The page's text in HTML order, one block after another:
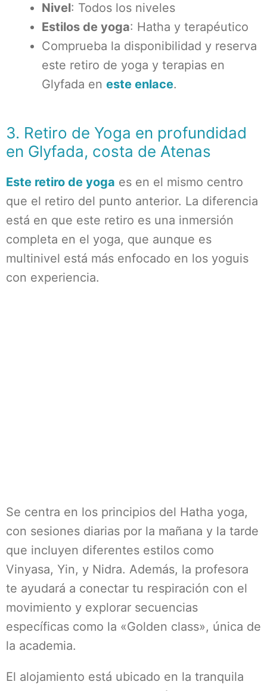
Nivel: Todos los niveles
Estilos de yoga: Hatha y terapéutico
Comprueba la disponibilidad y reserva
este retiro de yoga y terapias en
Glyfada en este enlace.
3. Retiro de Yoga en profundidad
en Glyfada, costa de Atenas
Este retiro de yoga es en el mismo centro
que el retiro del punto anterior. La diferencia
está en que este retiro es una inmersión
completa en el yoga, que aunque es
multinivel está más enfocado en los yoguis
con experiencia.
Se centra en los principios del Hatha yoga,
con sesiones diarias por la mañana y la tarde
que incluyen diferentes estilos como
Vinyasa, Yin, y Nidra. Además, la profesora
te ayudará a conectar tu respiración con el
movimiento y explorar secuencias
específicas como la «Golden class», única de
la academia.
El alojamiento está ubicado en la tranquila